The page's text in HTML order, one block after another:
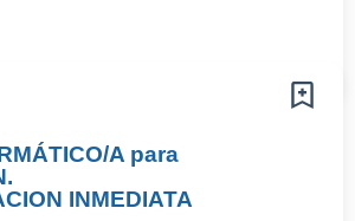
A para
INMEDIATA